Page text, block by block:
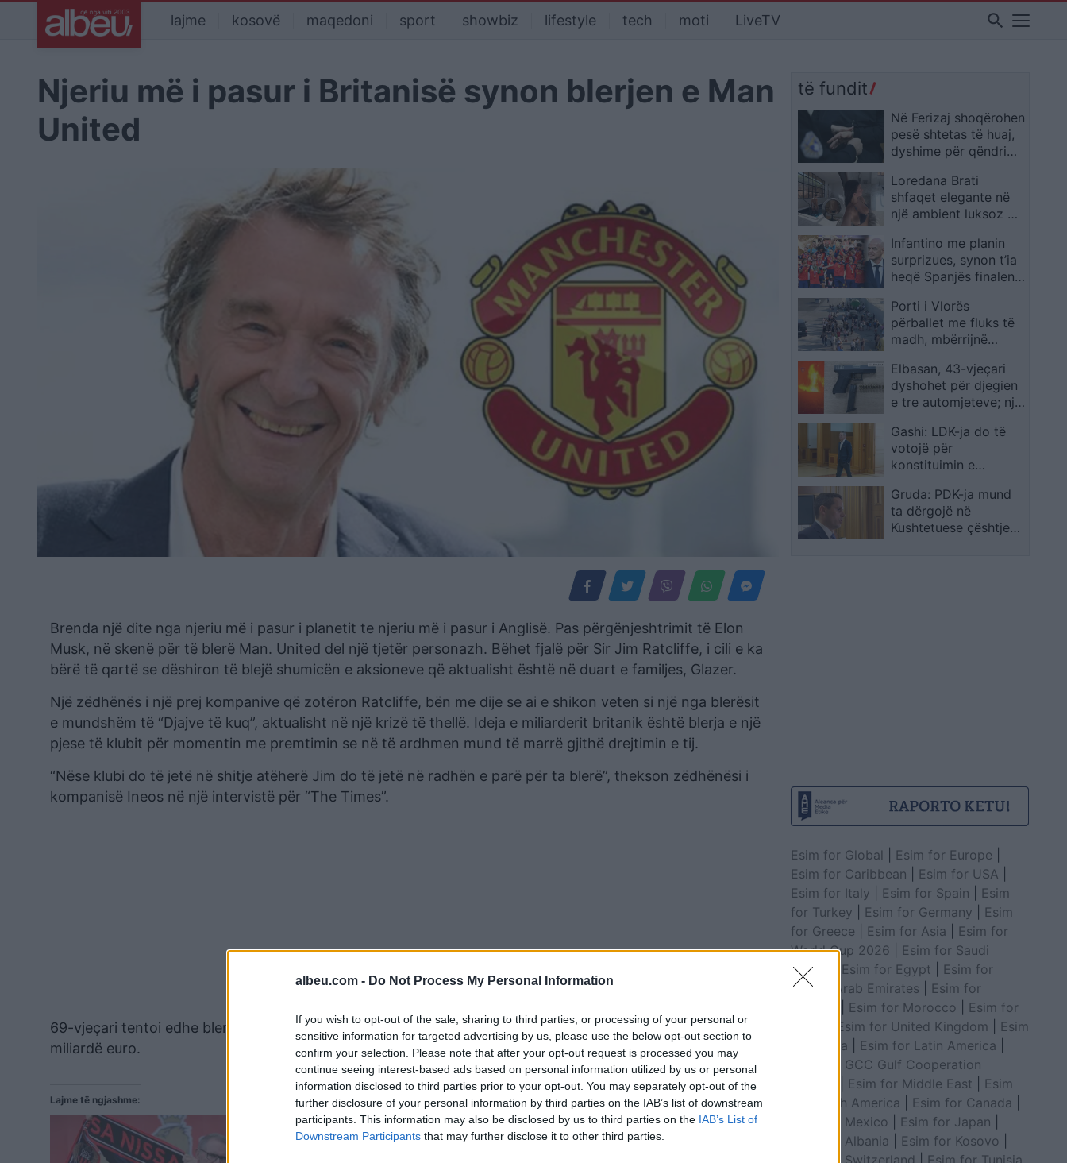
albeu.com - Do Not Process My Personal Information
If you wish to opt-out of the sale, sharing to third parties, or processing of your personal or
sensitive information for targeted advertising by us, please use the below opt-out section to
confirm your selection. Please note that after your opt-out request is processed you may
continue seeing interest-based ads based on personal information utilized by us or personal
information disclosed to third parties prior to your opt-out. You may separately opt-out of the
further disclosure of your personal information by third parties on the IAB’s list of downstream
participants. This information may also be disclosed by us to third parties on the IAB’s List of
Downstream Participants that may further disclose it to other third parties.
lajme kosovë maqedoni sport showbiz lifestyle tech moti LiveTV search
Njeriu më i pasur i Britanisë synon blerjen e Man
United
Brenda një dite nga njeriu më i pasur i planetit te njeriu më i pasur i Anglisë. Pas përgënjeshtrimit të Elon
Musk, në skenë për të blerë Man. United del një tjetër personazh. Bëhet fjalë për Sir Jim Ratcliffe, i cili e ka
bërë të qartë se dëshiron të blejë shumicën e aksioneve që aktualisht është në duart e familjes, Glazer.
Një zëdhënës i një prej kompanive që zotëron Ratcliffe, bën me dije se ai e shikon veten si një nga blerësit
e mundshëm të “Djajve të kuq”, aktualisht në një krizë të thellë. Ideja e miliarderit britanik është blerja e një
pjese të klubit për momentin me premtimin se në të ardhmen mund të marrë gjithë drejtimin e tij.
“Nëse klubi do të jetë në shitje atëherë Jim do të jetë në radhën e parë për ta blerë”, thekson zëdhënësi i
kompanisë Ineos në një intervistë për “The Times”.
69-vjeçari tentoi edhe blerjen e Chelseat përpara se një gjë të tillë ta bënte Todd Boehly për rreth 5
miliardë euro.
Lajme të ngjashme:
të fundit
Në Ferizaj shoqërohen
pesë shtetas të huaj,
dyshime për qëndrim
Loredana Brati
shfaqet elegante në
një ambient luksoz me
momente relaksi me
ndjekësit
Infantino me planin
surprizues, synon t’ia
heqë Spanjës finalen e
Porti i Vlorës
përballet me fluks të
madh, mbërrijnë
kamperë
Elbasan, 43-vjeçari
dyshohet për djegien
e tre automjeteve; një
pa leje dhe kokainë
Gashi: LDK-ja do të
votojë për
konstituimin e
Gruda: PDK-ja mund
ta dërgojë në
Kushtetuese çështjen
Esim for Global Esim for Europe
Esim for Caribbean
Esim for USA
Esim for Italy
Esim for Spain
Esim
for Turkey
Esim for Germany
Esim
for Greece
Esim for Asia
Esim for
World Cup 2026
Esim for Saudi
Arabia
Esim for Egypt
Esim for
United Arab Emirates
Esim for
Esim for Morocco
Esim for
Esim for United Kingdom
Esim
for Africa
Esim for Latin America
Esim for GCC Gulf Cooperation
Esim for Middle East
Esim
for South America
Esim for Canada
Esim for Mexico
Esim for Japan
Esim for Albania
Esim for Kosovo
Esim for Switzerland
Esim for Tunisia